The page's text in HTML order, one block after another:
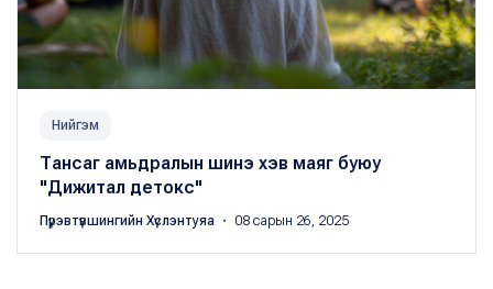
Нийгэм
Тансаг амьдралын шинэ хэв маяг буюу
"Дижитал детокс"
Пүрэвтүвшингийн Хүслэнтуяа ・ 08 сарын 26, 2025